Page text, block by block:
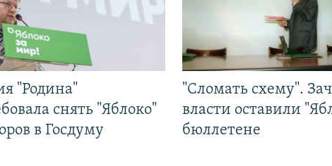
"Родина"
снять "Яблоко"
в Госдуму
"Сломать схему".
власти оставили
бюллетене